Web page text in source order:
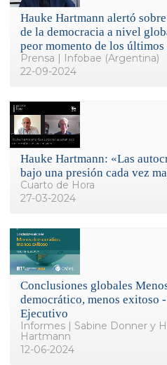
Hauke Hartmann alertó
de la democracia a nivel
peor momento de los últimos
Prensa | Infobae (Argentina)
22-09-2024
Hauke Hartmann: «Las
bajo una presión cada vez
Cuarto de Hora
27-03-2024
Conclusiones globales
democrático, menos exitoso
Ejecutivo
Informes | Sabine Donner y
Hartmann
12-06-2024